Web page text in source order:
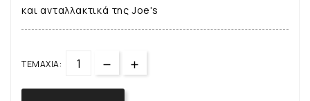
και ανταλλακτικά της Joe's
ΤΕΜΆΧΙΑ: